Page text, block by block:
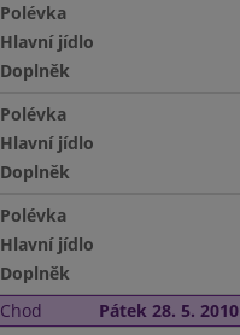
Polévka
Hlavní jídlo
Doplněk
Polévka
Hlavní jídlo
Doplněk
Polévka
Hlavní jídlo
Doplněk
Chod Pátek 28. 5. 2010